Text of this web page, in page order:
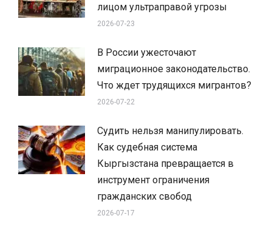
лицом ультраправой угрозы
2026-07-23
В России ужесточают
миграционное законодательство.
Что ждет трудящихся мигрантов?
2026-07-22
Судить нельзя манипулировать.
Как судебная система
Кыргызстана превращается в
инструмент ограничения
гражданских свобод
2026-07-17